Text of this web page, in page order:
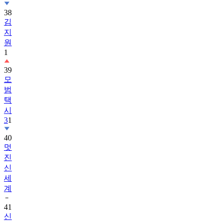
38
김
지
원
1
39
모
범
택
시
31
40
멋
진
신
세
계
41
신